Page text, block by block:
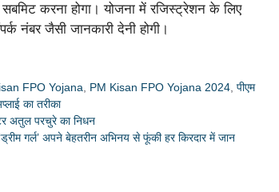
सबमिट करना होगा। योजना में रजिस्ट्रेशन के लिए
जैसी जानकारी देनी होगी।
FPO Yojana PM Kisan FPO Yojana 2024 ,पीएम
का तरीका
अतुल परचुरे का निधन
गर्ल’ अपने बेहतरीन अभिनय से फूंकी हर किरदार में जान